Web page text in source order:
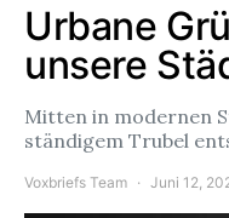
Urbane
unsere
Mitten in modernen
ständigem Trubel
Voxbriefs Team Juni 12,